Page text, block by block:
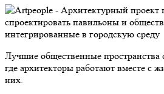
Лучшие общественные пространства
где архитекторы работают вместе с
них.